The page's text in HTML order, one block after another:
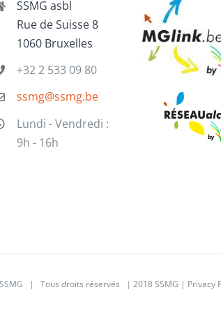
SSMG asbl
Rue de Suisse 8
1060 Bruxelles
+32 2 533 09 80
ssmg@ssmg.be
Lundi - Vendredi :
9h - 16h
| Tous droits réservés | 2018 SSMG | Privacy